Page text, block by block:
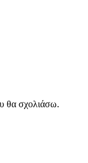
θα σχολιάσω.